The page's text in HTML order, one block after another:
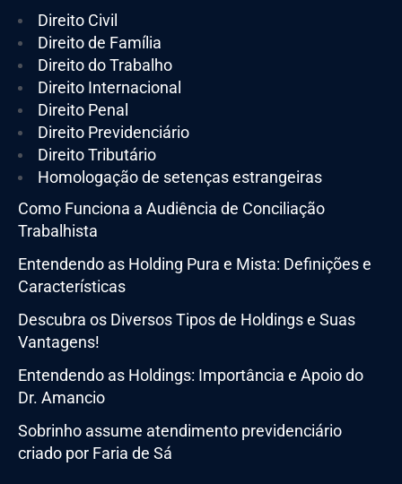
Direito Civil
Direito de Família
Direito do Trabalho
Direito Internacional
Direito Penal
Direito Previdenciário
Direito Tributário
Homologação de setenças estrangeiras
Como Funciona a Audiência de Conciliação
Trabalhista
Entendendo as Holding Pura e Mista: Definições e
Características
Descubra os Diversos Tipos de Holdings e Suas
Vantagens!
Entendendo as Holdings: Importância e Apoio do
Dr. Amancio
Sobrinho assume atendimento previdenciário
criado por Faria de Sá